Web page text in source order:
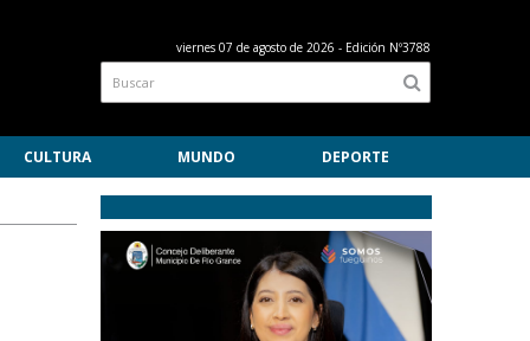
viernes 07 de agosto de 2026 - Edición Nº3788
CULTURA MUNDO DEPORTE